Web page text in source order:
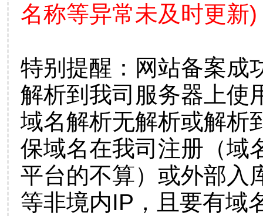
名称等异常未及时更新)
特别提醒：网站备案成
解析到我司服务器上使
域名解析无解析或解析
保域名在我司注册（域
平台的不算）或外部入
等非境内IP，且要有域